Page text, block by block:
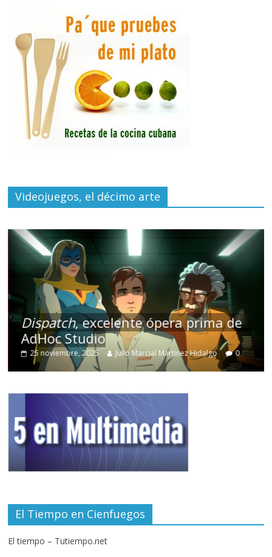
Videojuegos, el décimo arte
Dispatch, excelente ópera prima de
AdHoc Studio
25 noviembre, 2025 Julio Marcial Martínez Hidalgo 0
El Tiempo en Cienfuegos
El tiempo – Tutiempo.net